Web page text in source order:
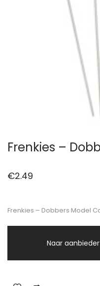
Frenkies –
€2.49
Frenkies – Dobbers Model
Naar aanbieder